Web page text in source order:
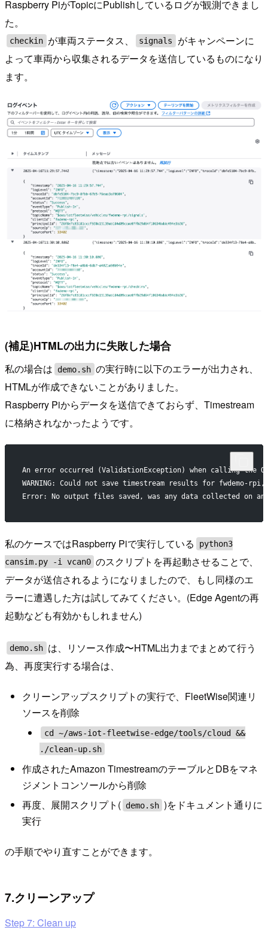
Raspberry PiがTopicにPublishしているログが観測できまし
た。
checkin が車両ステータス、 signals
がキャンペーンに
よって車両から収集されるデータを送信しているものになり
ます。
(補足)HTMLの出力に失敗した場合
私の場合は demo.sh の実行時に以下のエラーが出力され、
HTMLが作成できないことがありました。
Raspberry Piからデータを送信できておらず、Timestream
に格納されなかったようです。
An error occurred (ValidationException) when calling the
WARNING: Could not save timestream results for fwdemo-
Error: No output files saved, was any data collected on
私のケースではRaspberry Piで実行している
python3
cansim.py -i vcan0 のスクリプトを再起動させることで、
データが送信されるようになりましたので、もし同様のエ
ラーに遭遇した方は試してみてください。(Edge Agentの再
起動なども有効かもしれません)
demo.sh は、リソース作成〜HTML出力までまとめて行う
為、再度実行する場合は、
クリーンアップスクリプトの実行で、FleetWise関連リ
ソースを削除
cd ~/aws-iot-fleetwise-edge/tools/cloud &&
./clean-up.sh
作成されたAmazon TimestreamのテーブルとDBをマネ
ジメントコンソールから削除
再度、展開スクリプト( demo.sh )をドキュメント通りに
実行
の手順でやり直すことができます。
7.クリーンアップ
Step 7: Clean up